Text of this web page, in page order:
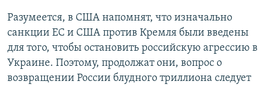
Разумеется, в США напомнят, что изначально
санкции ЕС и США против Кремля были введены
для того, чтобы остановить российскую агрессию в
Украине. Поэтому, продолжат они, вопрос о
возвращении России блудного триллиона следует